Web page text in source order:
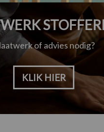
of advies nodig?
KLIK HIER